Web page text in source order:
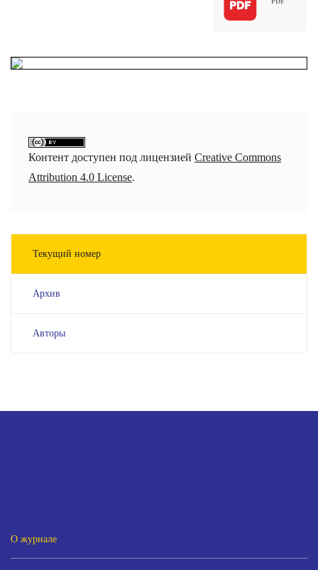
Контент доступен под лицензией Creative Commons
Attribution 4.0 License.
Текущий номер
Архив
Авторы
О журнале